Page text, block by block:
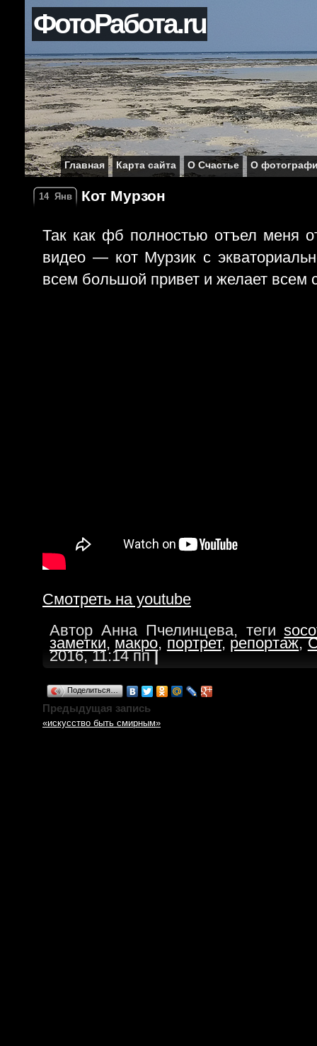
ФотоРабота.ru
Главная Карта сайта О Счастье О
14 Янв Кот Мурзон
Так как фб полностью отъел меня
видео — кот Мурзик с
всем большой привет и желает всем
Смотреть на youtube
Автор Анна Пчелинцева, теги
заметки, макро, портрет, репортаж,
2016, 11:14 пп|
Поделиться…
Предыдущая запись
«искусство быть смирным»